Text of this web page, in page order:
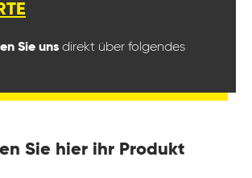
Sie uns direkt über folgendes
Sie hier ihr Produkt